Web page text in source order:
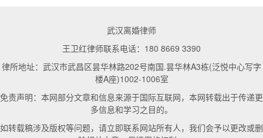
武汉离婚律师
王卫红律师联系电话：180 8669 3390
律所地址：武汉市武昌区昙华林路202号南国.昙华林A3栋(泛悦中心写字
楼A座)1002-1006室
免责声明：本网部分文章和信息来源于国际互联网，本网转载出于传递更
多信息和学习之目的。
如转载稿涉及版权等问题，请立即联系网站所有人，我们会予以更改或删